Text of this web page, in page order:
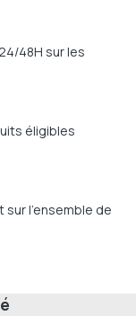
48H sur les
éligibles
sur l'ensemble de